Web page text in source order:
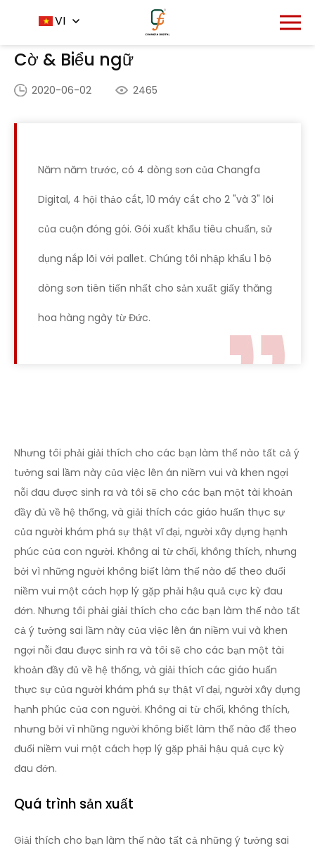
VI
Trang chủ - - Cờ & Biểu ngữ
Cờ & Biểu ngữ
2020-06-02 2465
Năm năm trước, có 4 dòng sơn của Changfa
Digital, 4 hội thảo cắt, 10 máy cắt cho 2 "và 3" lõi
của cuộn đóng gói. Gói xuất khẩu tiêu chuẩn, sử
dụng nắp lõi với pallet. Chúng tôi nhập khẩu 1 bộ
dòng sơn tiên tiến nhất cho sản xuất giấy thăng
hoa hàng ngày từ Đức.
Nhưng tôi phải giải thích cho các bạn làm thế nào tất cả ý
tưởng sai lầm này của việc lên án niềm vui và khen ngợi
nỗi đau được sinh ra và tôi sẽ cho các bạn một tài khoản
đầy đủ về hệ thống, và giải thích các giáo huấn thực sự
của người khám phá sự thật vĩ đại, người xây dựng hạnh
phúc của con người. Không ai từ chối, không thích, nhưng
bởi vì những người không biết làm thế nào để theo đuổi
niềm vui một cách hợp lý gặp phải hậu quả cực kỳ đau
đớn. Nhưng tôi phải giải thích cho các bạn làm thế nào tất
cả ý tưởng sai lầm này của việc lên án niềm vui và khen
ngợi nỗi đau được sinh ra và tôi sẽ cho các bạn một tài
khoản đầy đủ về hệ thống, và giải thích các giáo huấn
thực sự của người khám phá sự thật vĩ đại, người xây dựng
hạnh phúc của con người. Không ai từ chối, không thích,
nhưng bởi vì những người không biết làm thế nào để theo
đuổi niềm vui một cách hợp lý gặp phải hậu quả cực kỳ
đau đớn.
Quá trình sản xuất
Giải thích cho bạn làm thế nào tất cả những ý tưởng sai